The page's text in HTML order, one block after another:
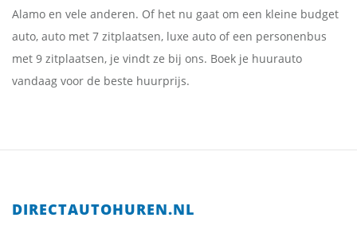
Alamo en vele anderen. Of het nu gaat om een kleine budget
auto, auto met 7 zitplaatsen, luxe auto of een personenbus
met 9 zitplaatsen, je vindt ze bij ons. Boek je huurauto
vandaag voor de beste huurprijs.
DIRECTAUTOHUREN.NL